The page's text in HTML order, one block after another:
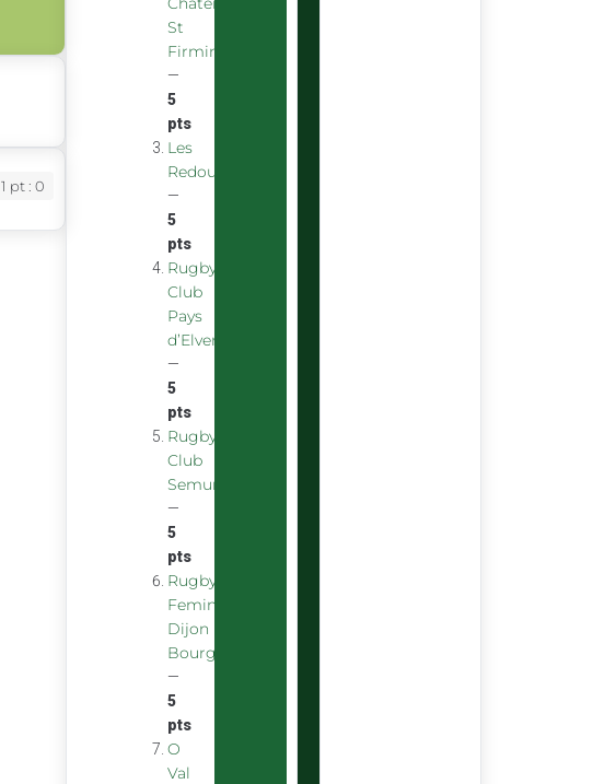
1 pt : 0
St
Firmin
—
5
pts
Les
Redoubstables
—
5
pts
Rugby
Club
Pays
d’Elven
—
5
pts
Rugby
Club
Semurois
—
5
pts
Rugby
Feminin
Dijon
Bourgogne
—
5
pts
O
Val